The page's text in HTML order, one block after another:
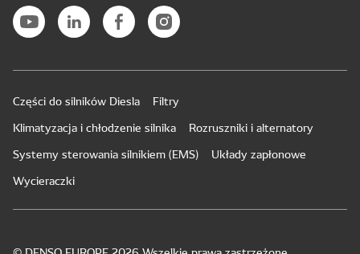
Części do silników Diesla
Filtry
Klimatyzacja i chłodzenie silnika
Rozruszniki i alternatory
Systemy sterowania silnikiem (EMS)
Układy zapłonowe
Wycieraczki